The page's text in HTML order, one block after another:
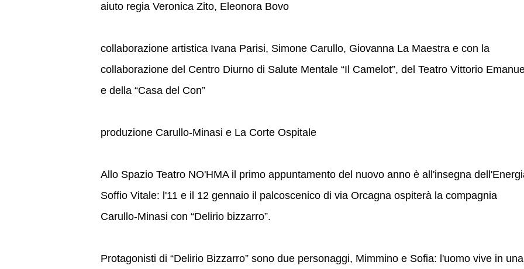
aiuto regia Veronica Zito, Eleonora Bovo
collaborazione artistica Ivana Parisi, Simone Carullo, Giovanna La Maestra e con la
collaborazione del Centro Diurno di Salute Mentale “Il Camelot”, del Teatro Vittorio
e della “Casa del Con”
produzione Carullo-Minasi e La Corte Ospitale
Allo Spazio Teatro NO'HMA il primo appuntamento del nuovo anno è all'insegna
Soffio Vitale: l'11 e il 12 gennaio il palcoscenico di via Orcagna ospiterà la compagnia
Carullo-Minasi con “Delirio bizzarro”.
Protagonisti di “Delirio Bizzarro” sono due personaggi, Mimmino e Sofia: l'uomo vive in una